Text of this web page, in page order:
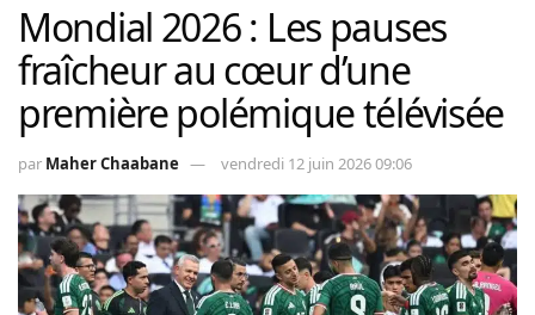
Mondial 2026 : Les pauses
fraîcheur au cœur d’une
première polémique télévisée
par Maher Chaabane vendredi 12 juin 2026 09:06